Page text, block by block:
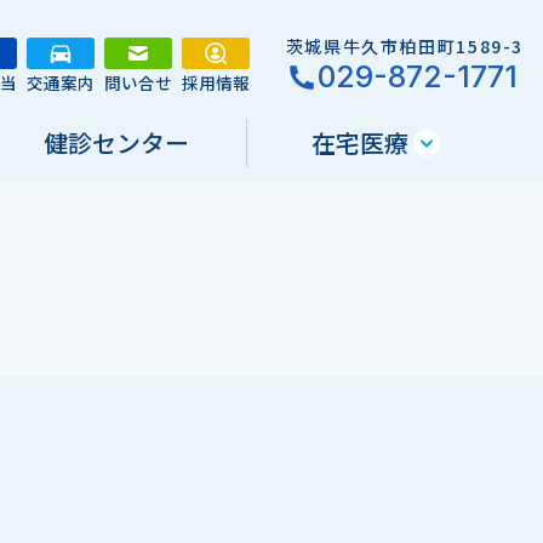
交通案内 問い合せ 採用情報
茨城県牛久市柏田町1589-3
029-872-1771
健診センター 在宅医療